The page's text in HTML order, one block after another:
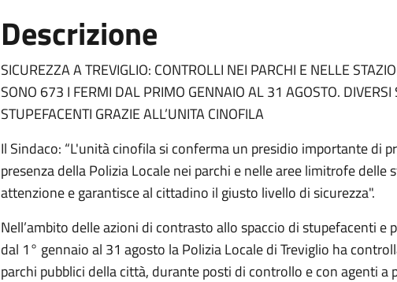
Descrizione
SICUREZZA A TREVIGLIO: CONTROLLI NEI PARCHI E NELLE
SONO 673 I FERMI DAL PRIMO GENNAIO AL 31 AGOSTO. DIVERSI
STUPEFACENTI GRAZIE ALL’UNITA CINOFILA
Il Sindaco: “L'unità cinofila si conferma un presidio importante di
presenza della Polizia Locale nei parchi e nelle aree limitrofe delle
attenzione e garantisce al cittadino il giusto livello di sicurezza".
Nell’ambito delle azioni di contrasto allo spaccio di stupefacenti e
dal 1° gennaio al 31 agosto la Polizia Locale di Treviglio ha
parchi pubblici della città, durante posti di controllo e con agenti